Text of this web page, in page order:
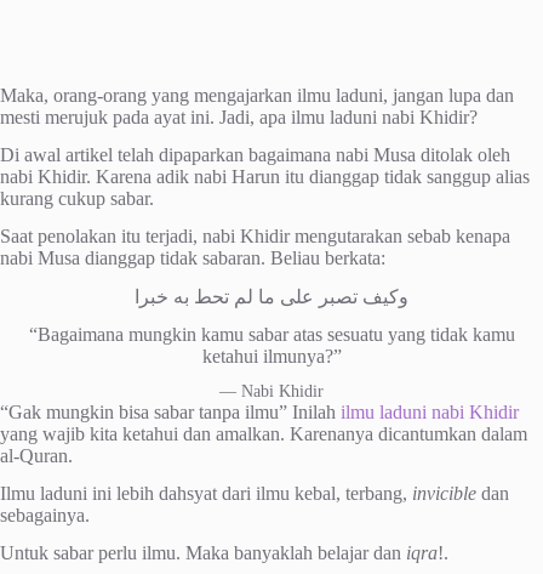
Maka, orang-orang yang mengajarkan ilmu laduni, jangan lupa dan
mesti merujuk pada ayat ini. Jadi, apa ilmu laduni nabi Khidir?
Di awal artikel telah dipaparkan bagaimana nabi Musa ditolak oleh
nabi Khidir. Karena adik nabi Harun itu dianggap tidak sanggup alias
kurang cukup sabar.
Saat penolakan itu terjadi, nabi Khidir mengutarakan sebab kenapa
nabi Musa dianggap tidak sabaran. Beliau berkata:
وكيف تصبر على ما لم تحط به خبرا
“Bagaimana mungkin kamu sabar atas sesuatu yang tidak kamu
ketahui ilmunya?”
— Nabi Khidir
“Gak mungkin bisa sabar tanpa ilmu” Inilah ilmu laduni nabi Khidir
yang wajib kita ketahui dan amalkan. Karenanya dicantumkan dalam
al-Quran.
Ilmu laduni ini lebih dahsyat dari ilmu kebal, terbang, invicible dan
sebagainya.
Untuk sabar perlu ilmu. Maka banyaklah belajar dan iqra!.